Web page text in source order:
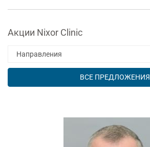
Акции Nixor Clinic
ВСЕ ПРЕДЛОЖЕНИЯ